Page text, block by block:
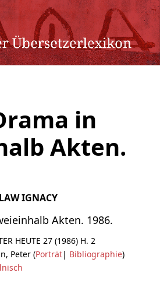
in
Akten.
IGNACY
Akten. 1986.
HEUTE 27 (1986) H. 2
Peter (Porträt| Bibliographie)